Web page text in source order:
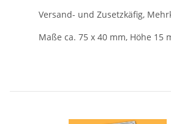
Versand- und Zusetzkäfig,
Maße ca. 75 x 40 mm, Höhe 15